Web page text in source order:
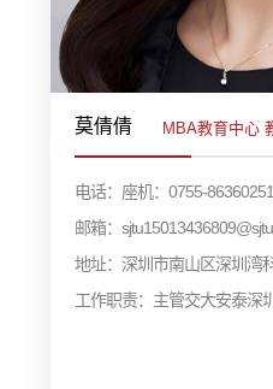
莫倩倩 MBA教育中心
电话：座机：0755-
邮箱：
地址：深圳市南山区深圳湾
工作职责：主管交大安泰深